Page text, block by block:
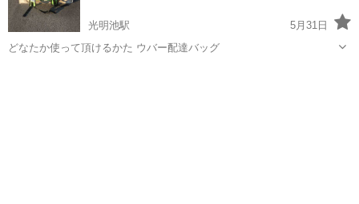
光明池駅
5月31日
どなたか使って頂けるかた ウバー配達バッグ